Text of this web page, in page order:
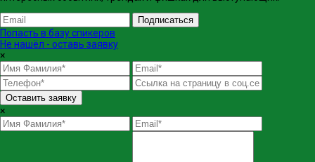
Подписаться
Попасть в базу спикеров
Не нашёл - оставь заявку
×
Оставить заявку
×